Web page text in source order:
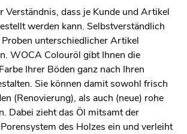
dass je Kunde und Artikel
werden kann. Selbstverständlich
unterschiedlicher Artikel
WOCA Colouröl gibt Ihnen die
Ihrer Böden ganz nach Ihren
Sie können damit sowohl frisch
(Renovierung), als auch (neue) rohe
Dabei zieht das Öl mitsamt der
des Holzes ein und verleiht